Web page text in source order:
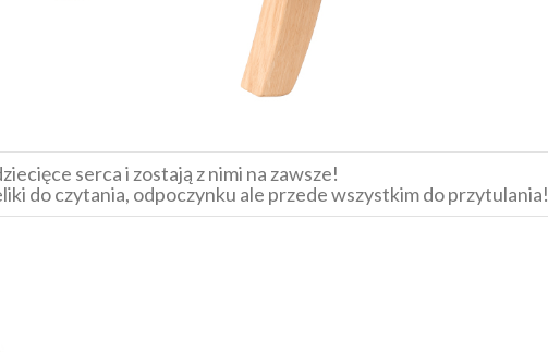
serca i zostają z nimi na zawsze!
do czytania, odpoczynku ale przede wszystkim do przytulania!